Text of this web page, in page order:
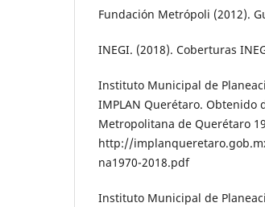
Fundación Metrópoli (2012).
INEGI. (2018). Coberturas
Instituto Municipal de
IMPLAN Querétaro. Obtenido
Metropolitana de Querétaro
http://
na1970-2018.pdf
Instituto Municipal de